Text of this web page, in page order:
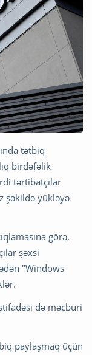
tətbiq
birdəfəlik
tərtibatçılar
şəkildə yükləyə
görə,
şəxsi
"Windows
də məcburi
paylaşmaq üçün